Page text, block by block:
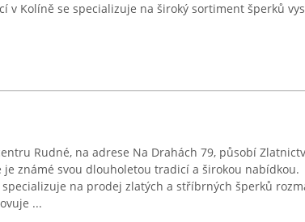
v Kolíně se specializuje na široký sortiment šperků
Rudné, na adrese Na Drahách 79, působí
je známé svou dlouholetou tradicí a širokou nabídkou.
specializuje na prodej zlatých a stříbrných šperků
...